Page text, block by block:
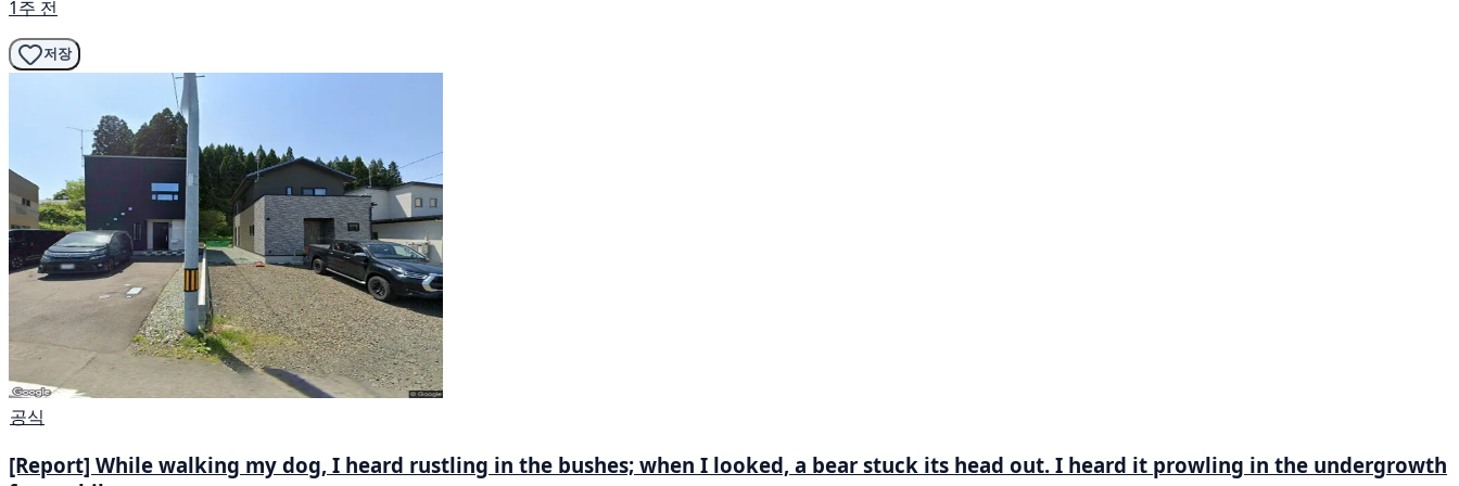
1주 전
저장
공식
[Report] While walking my dog, I heard rustling in the bushes; when I looked, a bear stuck its head out. I heard it prowling in the undergrowth